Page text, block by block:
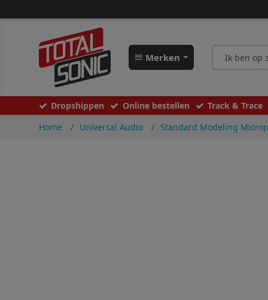
Merken
Dropshippen Online bestellen Track & Trace
Home
Universal Audio Standard Modeling